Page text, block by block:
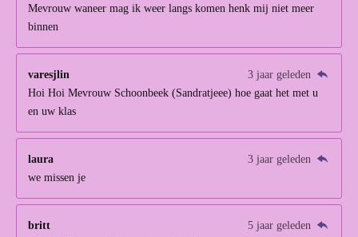
Mevrouw waneer mag ik weer langs komen henk mij niet meer
binnen
varesjlin
3 jaar geleden
Hoi Hoi Mevrouw Schoonbeek (Sandratjeee) hoe gaat het met u
en uw klas
laura
3 jaar geleden
we missen je
britt
5 jaar geleden